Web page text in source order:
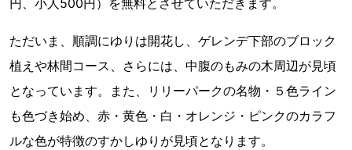
円、小人500円）を無料とさせていただきます。
ただいま、順調にゆりは開花し、ゲレンデ下部のブロック
植えや林間コース、さらには、中腹のもみの木周辺が見頃
となっています。また、リリーパークの名物・５色ライン
も色づき始め、赤・黄色・白・オレンジ・ピンクのカラフ
ルな色が特徴のすかしゆりが見頃となります。